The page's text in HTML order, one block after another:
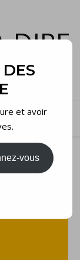
DIRE
et avoir
vous